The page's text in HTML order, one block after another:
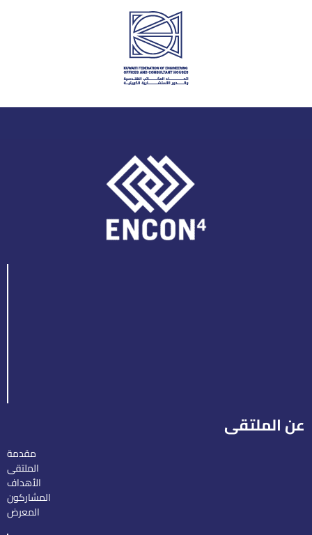
عن الملتقى
مقدمة
الملتقى
الأهداف
المشاركون
المعرض